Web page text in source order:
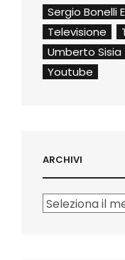
Sergio Bonelli
Televisione
Umberto Sisia
Youtube
ARCHIVI
Archivi